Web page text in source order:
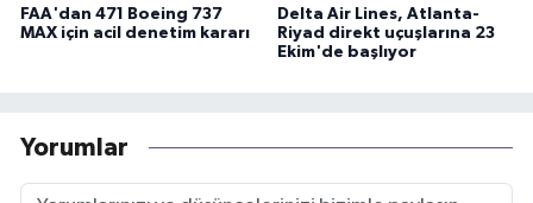
FAA'dan 471 Boeing 737
MAX için acil denetim kararı
Delta Air Lines, Atlanta-
Riyad direkt uçuşlarına 23
Ekim'de başlıyor
Yorumlar